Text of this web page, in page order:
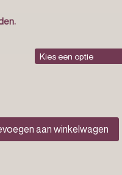
aan winkelwagen